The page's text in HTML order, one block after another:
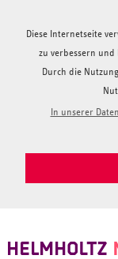
Diese Internetseite
zu verbessern und
Durch die
In unserer